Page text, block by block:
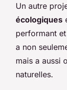
Un autre
écologiques
performant
a non
mais a aussi
naturelles.